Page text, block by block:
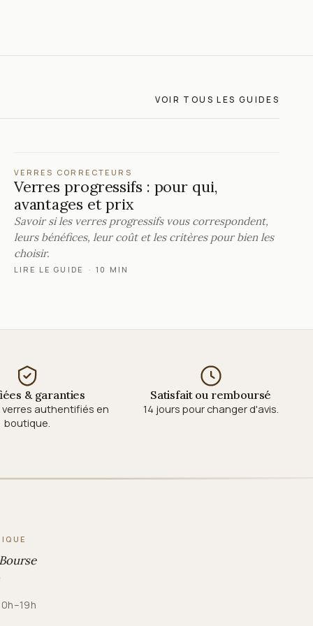
VOIR TOUS LES GUIDES
VERRES CORRECTEURS
Verres progressifs : pour qui,
avantages et prix
Savoir si les verres progressifs vous correspondent,
leurs bénéfices, leur coût et les critères pour bien les
choisir.
LIRE LE GUIDE · 10 MIN
& garanties
verres authentifiés en
boutique.
Satisfait ou remboursé
14 jours pour changer d'avis.